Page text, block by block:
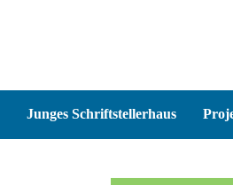
Junges Schriftstellerhaus